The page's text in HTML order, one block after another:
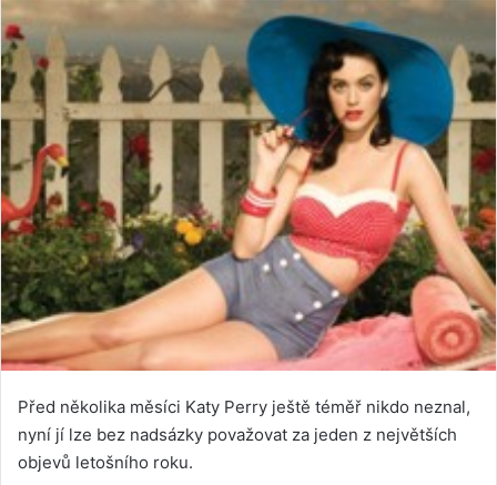
Před několika měsíci Katy Perry ještě téměř nikdo neznal,
nyní jí lze bez nadsázky považovat za jeden z největších
objevů letošního roku.